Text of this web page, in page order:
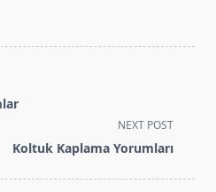
NEXT POST
Koltuk Kaplama Yorumları